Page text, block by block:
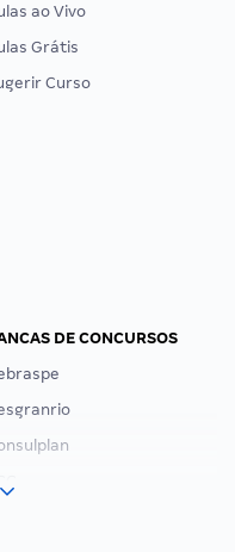
ao Vivo
Grátis
Curso
DE CONCURSOS